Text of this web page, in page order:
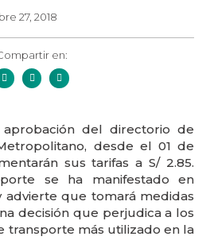
27, 2018
en:
del directorio de
desde el 01 de
sus tarifas a S/ 2.85.
se ha manifestado en
advierte que tomará medidas
decisión que perjudica a los
transporte más utilizado en la